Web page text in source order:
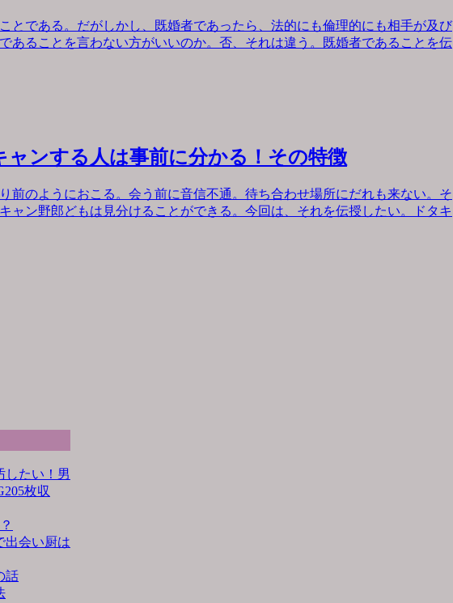
とである。だがしかし、既婚者であったら、法的にも倫理的にも相手が及び
あることを言わない方がいいのか。否、それは違う。既婚者であることを伝
ンする人は事前に分かる！その特徴
前のようにおこる。会う前に音信不通。待ち合わせ場所にだれも来ない。そ
ャン野郎どもは見分けることができる。今回は、それを伝授したい。ドタキ
したい！男
枚収
出会い厨は
話